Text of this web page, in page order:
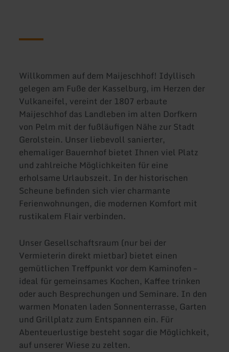
Willkommen auf dem Maijeschhof! Idyllisch
gelegen am Fuße der Kasselburg, im Herzen der
Vulkaneifel, vereint der 1807 erbaute
Maijeschhof das Landleben im alten Dorfkern
von Pelm mit der fußläufigen Nähe zur Stadt
Gerolstein. Unser liebevoll sanierter,
ehemaliger Bauernhof bietet Ihnen viel Platz
und zahlreiche Möglichkeiten für eine
erholsame Urlaubszeit. In der historischen
Scheune befinden sich vier charmante
Ferienwohnungen, die modernen Komfort mit
rustikalem Flair verbinden.
Unser Gesellschaftsraum (nur bei der
Vermieterin direkt mietbar) bietet einen
gemütlichen Treffpunkt vor dem Kaminofen –
ideal für gemeinsames Kochen, Kaffee trinken
oder auch Besprechungen und Seminare. In den
warmen Monaten laden Sonnenterrasse, Garten
und Grillplatz zum Entspannen ein. Für
Abenteuerlustige besteht sogar die Möglichkeit,
auf unserer Wiese zu zelten.